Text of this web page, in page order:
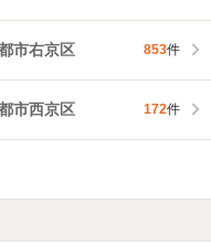
市右京区 853件
市西京区 172件